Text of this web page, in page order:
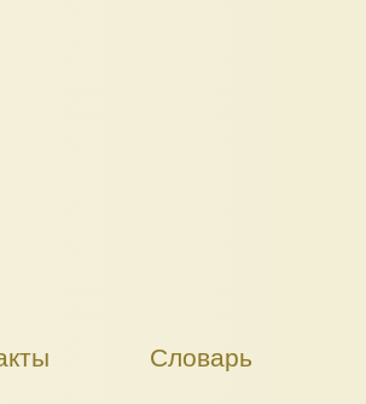
Словарь